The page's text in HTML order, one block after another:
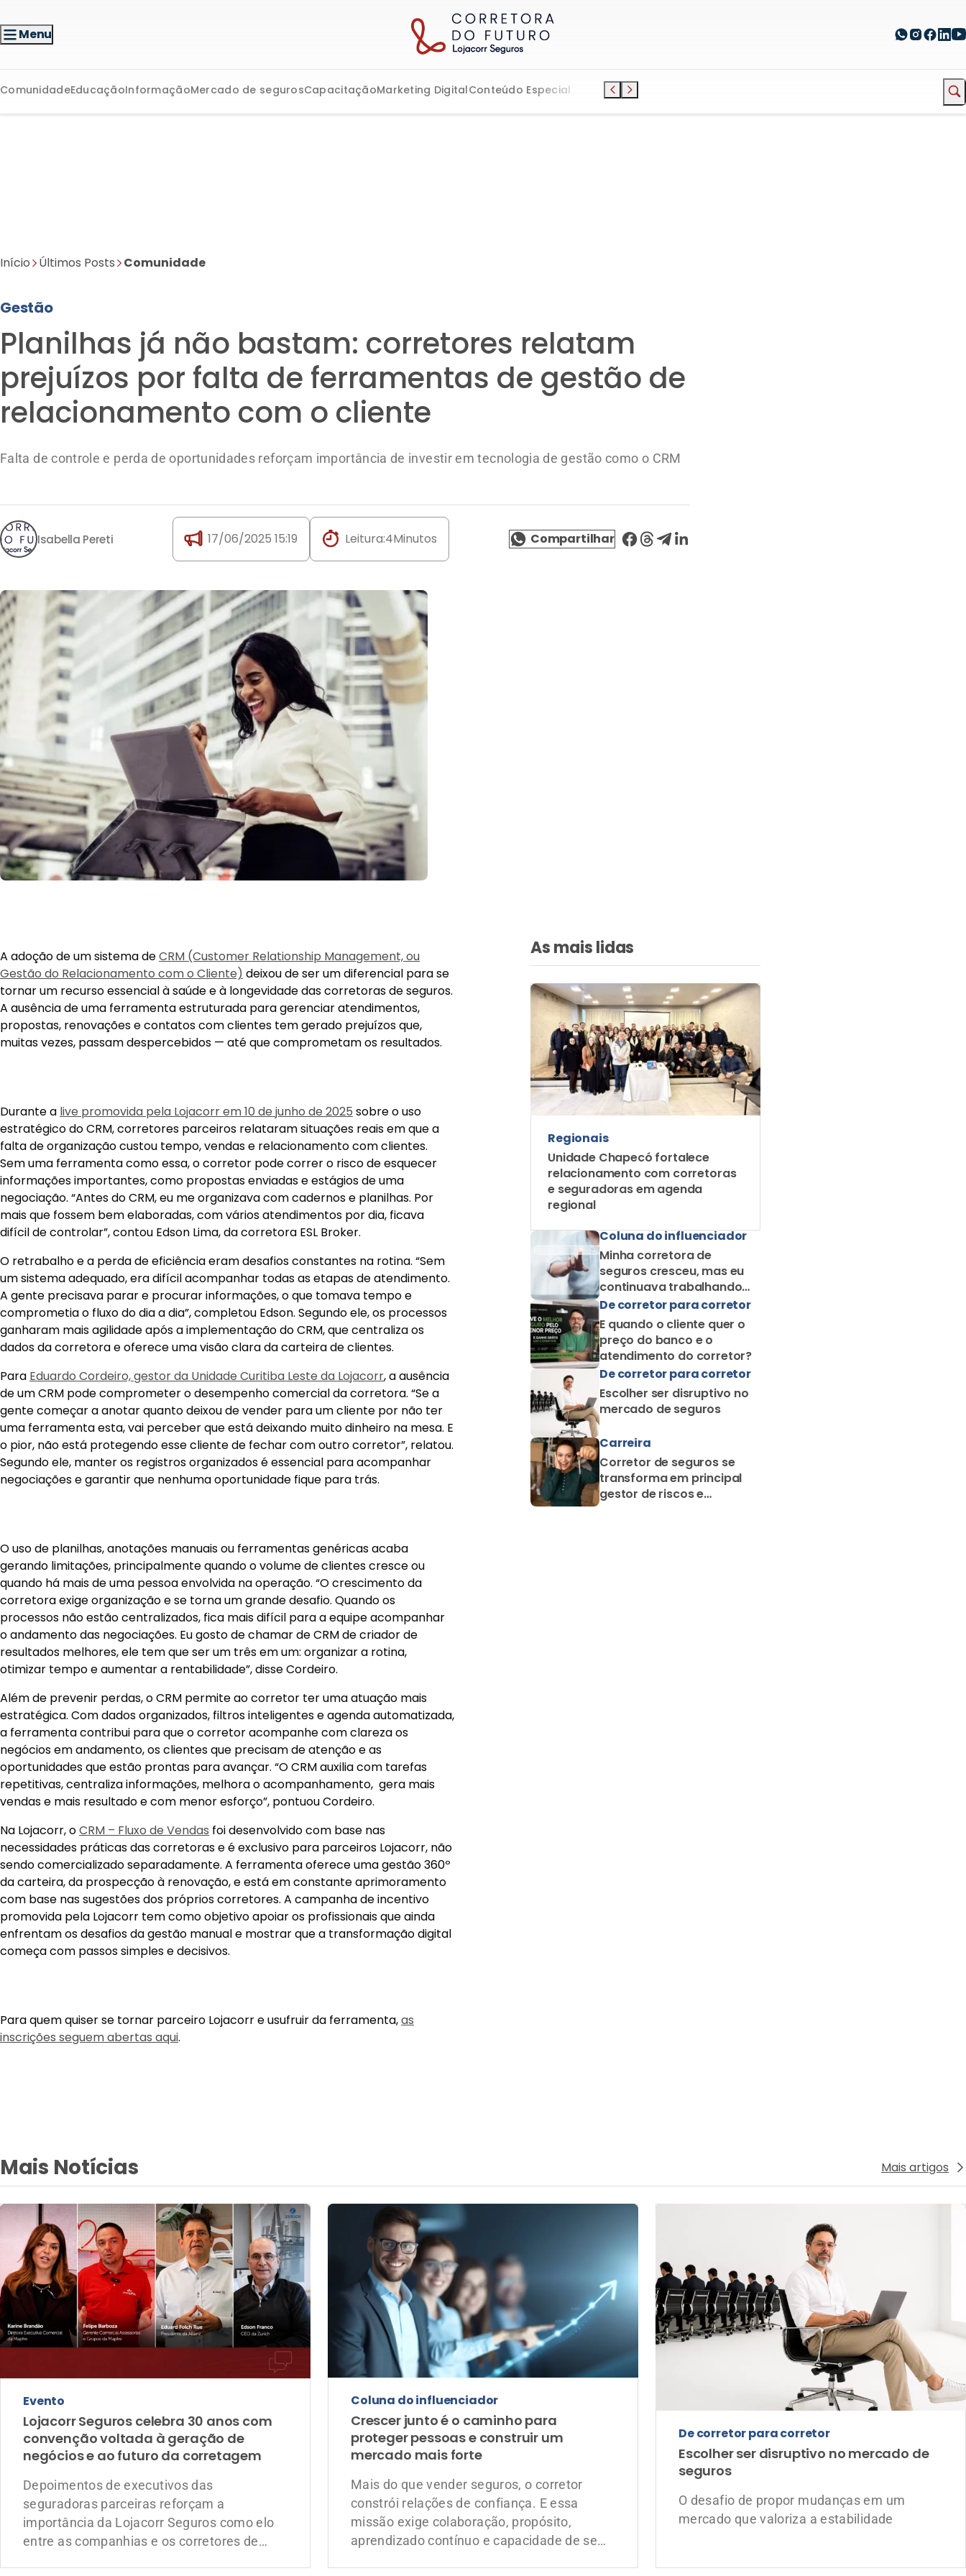
Menu
ComunidadeEducaçãoInformaçãoMercado de segurosCapacitaçãoMarketing DigitalConteúdo Especial
Início Últimos Posts Comunidade
Gestão
Planilhas já não bastam: corretores relatam
prejuízos por falta de ferramentas de gestão de
relacionamento com o cliente
Falta de controle e perda de oportunidades reforçam importância de investir em tecnologia de gestão como o CRM
Isabella Pereti 17/06/2025 15:19 Leitura:4Minutos
A adoção de um sistema deCRM (Customer Relationship Management, ou
Gestão do Relacionamento com o Cliente) deixou de ser um diferencial para se
tornar um recurso essencial à saúde e à longevidade das corretoras de seguros.
A ausência de uma ferramenta estruturada para gerenciar atendimentos,
propostas, renovações e contatos com clientes tem gerado prejuízos que,
muitas vezes, passam despercebidos — até que comprometam os resultados.
Durante a live promovida pela Lojacorr em 10 de junho de 2025 sobre o uso
estratégico do CRM, corretores parceiros relataram situações reais em que a
falta de organização custou tempo, vendas e relacionamento com clientes.
Sem uma ferramenta como essa, o corretor pode correr o risco de esquecer
informações importantes, como propostas enviadas e estágios de uma
negociação. “Antes do CRM, eu me organizava com cadernos e planilhas. Por
mais que fossem bem elaboradas, com vários atendimentos por dia, ficava
difícil de controlar”, contou Edson Lima, da corretora ESL Broker.
O retrabalho e a perda de eficiência eram desafios constantes na rotina. “Sem
um sistema adequado, era difícil acompanhar todas as etapas de atendimento.
A gente precisava parar e procurar informações, o que tomava tempo e
comprometia o fluxo do dia a dia”, completou Edson. Segundo ele, os processos
ganharam mais agilidade após a implementação do CRM, que centraliza os
dados da corretora e oferece uma visão clara da carteira de clientes.
Para Eduardo Cordeiro, gestor da Unidade Curitiba Leste da Lojacorr, a ausência
de um CRM pode comprometer o desempenho comercial da corretora. “Se a
gente começar a anotar quanto deixou de vender para um cliente por não ter
uma ferramenta esta, vai perceber que está deixando muito dinheiro na mesa. E
o pior, não está protegendo esse cliente de fechar com outro corretor”, relatou.
Segundo ele, manter os registros organizados é essencial para acompanhar
negociações e garantir que nenhuma oportunidade fique para trás.
O uso de planilhas, anotações manuais ou ferramentas genéricas acaba
gerando limitações, principalmente quando o volume de clientes cresce ou
quando há mais de uma pessoa envolvida na operação. “O crescimento da
corretora exige organização e se torna um grande desafio. Quando os
processos não estão centralizados, fica mais difícil para a equipe acompanhar
o andamento das negociações. Eu gosto de chamar de CRM de criador de
resultados melhores, ele tem que ser um três em um: organizar a rotina,
otimizar tempo e aumentar a rentabilidade”, disse Cordeiro.
Além de prevenir perdas, o CRM permite ao corretor ter uma atuação mais
estratégica. Com dados organizados, filtros inteligentes e agenda automatizada,
a ferramenta contribui para que o corretor acompanhe com clareza os
negócios em andamento, os clientes que precisam de atenção e as
oportunidades que estão prontas para avançar. “O CRM auxilia com tarefas
repetitivas, centraliza informações, melhora o acompanhamento, gera mais
vendas e mais resultado e com menor esforço”, pontuou Cordeiro.
Na Lojacorr, oCRM – Fluxo de Vendas foi desenvolvido com base nas
necessidades práticas das corretoras e é exclusivo para parceiros Lojacorr, não
sendo comercializado separadamente. A ferramenta oferece uma gestão 360º
da carteira, da prospecção à renovação, e está em constante aprimoramento
com base nas sugestões dos próprios corretores. A campanha de incentivo
promovida pela Lojacorr tem como objetivo apoiar os profissionais que ainda
enfrentam os desafios da gestão manual e mostrar que a transformação digital
começa com passos simples e decisivos.
Para quem quiser se tornar parceiro Lojacorr e usufruir da ferramenta,as
inscrições seguem abertas aqui.
As mais lidas
Regionais
Unidade Chapecó fortalece
relacionamento com corretoras
e seguradoras em agenda
regional
Coluna do influenciador
Minha corretora de
seguros cresceu, mas eu
continuava trabalhando
como corretor solo
De corretor para corretor
E quando o cliente quer o
preço do banco e o
atendimento do corretor?
De corretor para corretor
Escolher ser disruptivo no
mercado de seguros
Carreira
Corretor de seguros se
transforma em principal
gestor de riscos e
Mais Notícias Mais artigos
Evento
Lojacorr Seguros celebra 30 anos com
convenção voltada à geração de
negócios e ao futuro da corretagem
Depoimentos de executivos das
seguradoras parceiras reforçam a
importância da Lojacorr Seguros como elo
entre as companhias e os corretores de
Coluna do influenciador
Crescer junto é o caminho para
proteger pessoas e construir um
mercado mais forte
Mais do que vender seguros, o corretor
constrói relações de confiança. E essa
missão exige colaboração, propósito,
aprendizado contínuo e capacidade de se
De corretor para corretor
Escolher ser disruptivo no mercado de
seguros
O desafio de propor mudanças em um
mercado que valoriza a estabilidade